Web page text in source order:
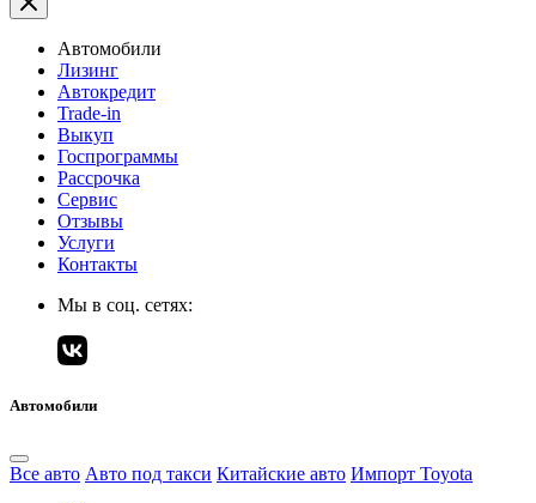
Автомобили
Лизинг
Автокредит
Trade-in
Выкуп
Госпрограммы
Рассрочка
Сервис
Отзывы
Услуги
Контакты
Мы в соц. сетях:
Автомобили
Все авто Авто под такси Китайские авто Импорт Toyota